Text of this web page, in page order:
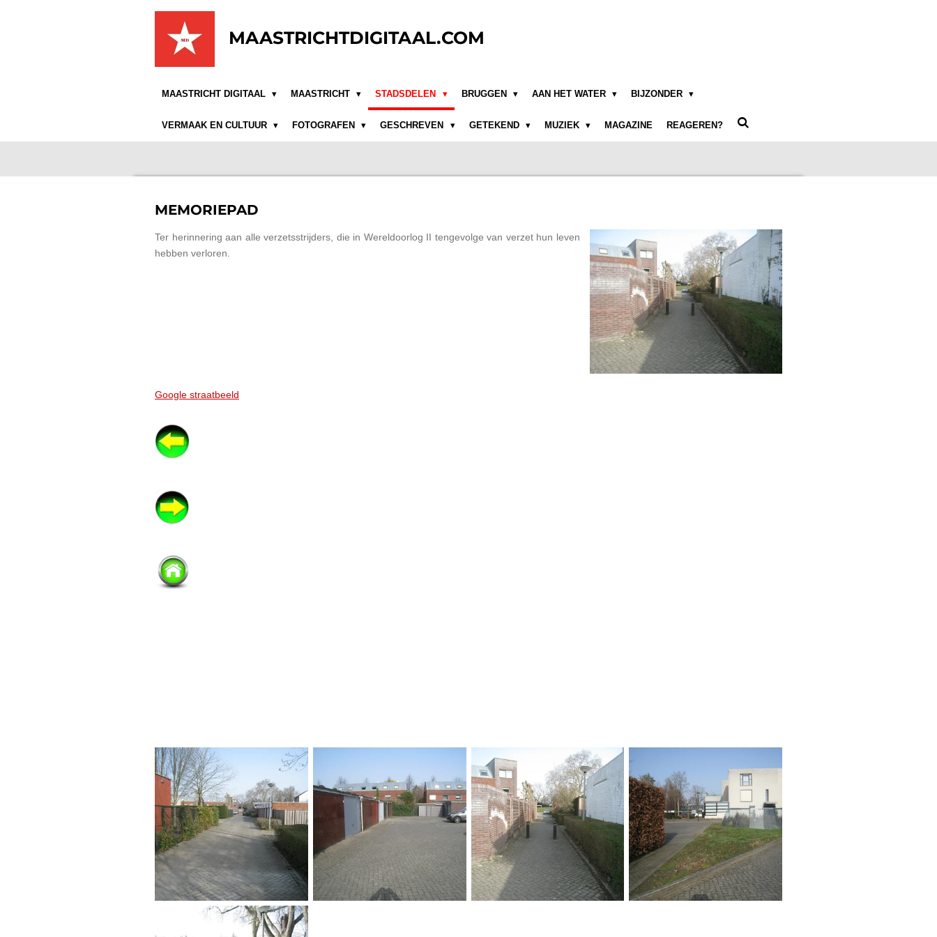
MAASTRICHTDIGITAAL.COM
MAASTRICHT DIGITAAL MAASTRICHT STADSDELEN BRUGGEN AAN HET WATER BIJZONDER
VERMAAK EN CULTUUR FOTOGRAFEN GESCHREVEN GETEKEND MUZIEK MAGAZINE REAGEREN?
MEMORIEPAD
Ter herinnering aan alle verzetsstrijders, die in Wereldoorlog II tengevolge van verzet hun leven
hebben verloren.
Google straatbeeld